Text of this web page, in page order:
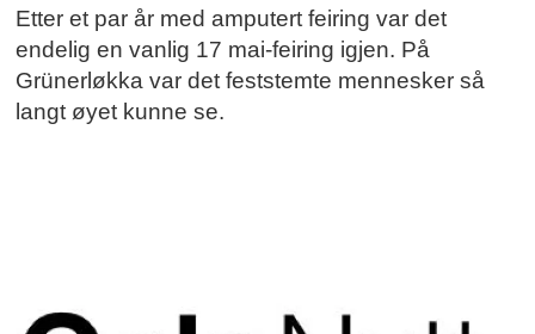
Etter et par år med amputert feiring var det
endelig en vanlig 17 mai-feiring igjen. På
Grünerløkka var det feststemte mennesker så
langt øyet kunne se.